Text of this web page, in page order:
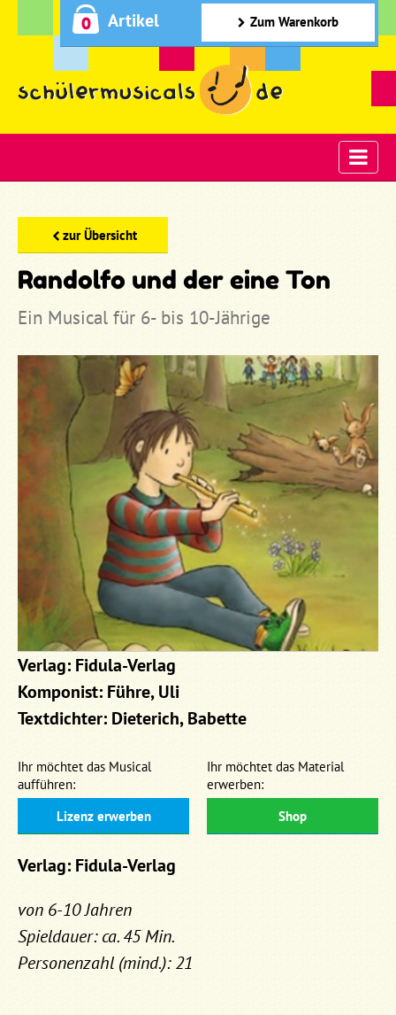
0 Artikel Zum Warenkorb
zur Übersicht
Randolfo und der eine Ton
Ein Musical für 6- bis 10-Jährige
Verlag: Fidula-Verlag
Komponist: Führe, Uli
Textdichter: Dieterich, Babette
Ihr möchtet das Musical
aufführen:
Lizenz erwerben
Ihr möchtet das Material
erwerben:
Shop
Verlag: Fidula-Verlag
von 6-10 Jahren
Spieldauer: ca. 45 Min.
Personenzahl (mind.): 21